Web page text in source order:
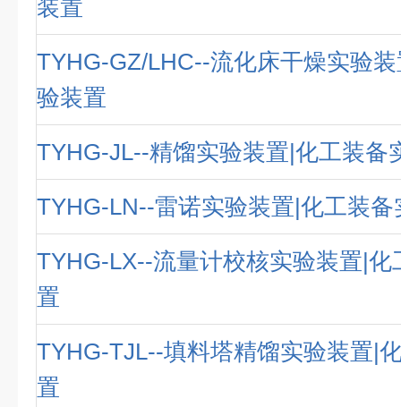
装置
TYHG-GZ/LHC--流化床干燥实验
验装置
TYHG-JL--精馏实验装置|化工装备
TYHG-LN--雷诺实验装置|化工装备
TYHG-LX--流量计校核实验装置|化
置
TYHG-TJL--填料塔精馏实验装置|
置